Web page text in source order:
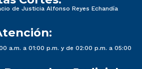
de Justicia Alfonso Reyes Echandía
a.m. a 01:00 p.m. y de 02:00 p.m. a 05:00